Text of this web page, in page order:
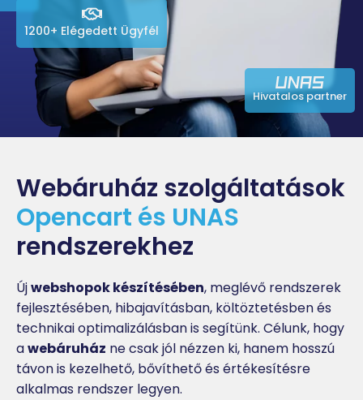
1200+ Elégedett Ügyfél
Hivatalos partner
Webáruház szolgáltatások
Opencart és UNAS
rendszerekhez
Újwebshopok készítésében, meglévő rendszerek
fejlesztésében, hibajavításban, költöztetésben és
technikai optimalizálásban is segítünk. Célunk, hogy
awebáruház ne csak jól nézzen ki, hanem hosszú
távon is kezelhető, bővíthető és értékesítésre
alkalmas rendszer legyen.